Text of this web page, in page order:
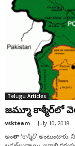
Telugu Articles
జమ్మూ కాశ్మీర్‌లో
vskteam - July 10, 2018
అంతా ‘కాశ్మీర్’